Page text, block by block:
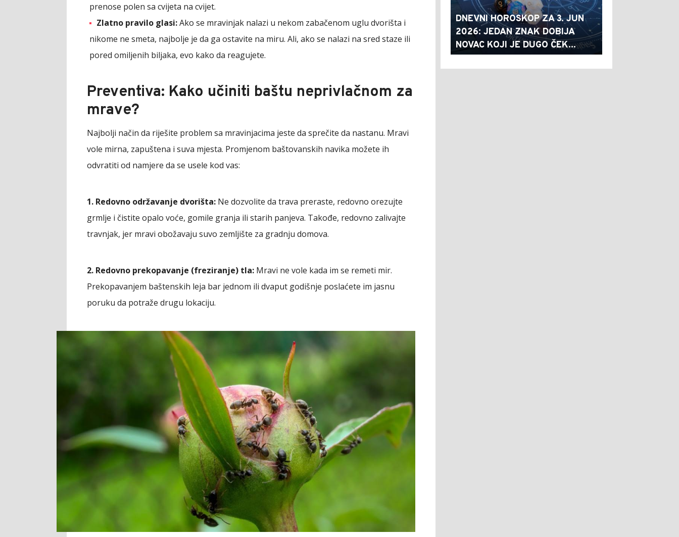
prenose polen sa cvijeta na cvijet.
Zlatno pravilo glasi:Ako se mravinjak nalazi u nekom zabačenom uglu dvorišta i
nikome ne smeta, najbolje je da ga ostavite na miru. Ali, ako se nalazi na sred staze ili
pored omiljenih biljaka, evo kako da reagujete.
Preventiva: Kako učiniti baštu neprivlačnom za
mrave?
Najbolji način da riješite problem sa mravinjacima jeste da sprečite da nastanu. Mravi
vole mirna, zapuštena i suva mjesta. Promjenom baštovanskih navika možete ih
odvratiti od namjere da se usele kod vas:
1. Redovno održavanje dvorišta: Ne dozvolite da trava preraste, redovno orezujte
grmlje i čistite opalo voće, gomile granja ili starih panjeva. Takođe, redovno zalivajte
travnjak, jer mravi obožavaju suvo zemljište za gradnju domova.
2. Redovno prekopavanje (freziranje) tla: Mravi ne vole kada im se remeti mir.
Prekopavanjem baštenskih leja bar jednom ili dvaput godišnje poslaćete im jasnu
poruku da potraže drugu lokaciju.
DNEVNI HOROSKOP ZA 3. JUN
2026: JEDAN ZNAK DOBIJA
NOVAC KOJI JE DUGO ČEK...